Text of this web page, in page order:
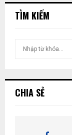
TÌM KIẾM
ế
CHIA SẺ